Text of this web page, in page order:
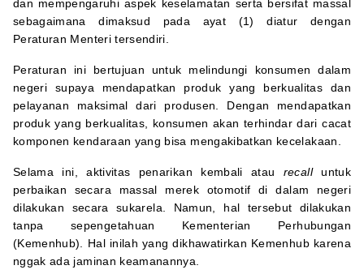
dan mempengaruhi aspek keselamatan serta bersifat massal
sebagaimana dimaksud pada ayat (1) diatur dengan
Peraturan Menteri tersendiri.
Peraturan ini bertujuan untuk melindungi konsumen dalam
negeri supaya mendapatkan produk yang berkualitas dan
pelayanan maksimal dari produsen. Dengan mendapatkan
produk yang berkualitas, konsumen akan terhindar dari cacat
komponen kendaraan yang bisa mengakibatkan kecelakaan.
Selama ini, aktivitas penarikan kembali atau recalluntuk
perbaikan secara massal merek otomotif di dalam negeri
dilakukan secara sukarela. Namun, hal tersebut dilakukan
tanpa sepengetahuan Kementerian Perhubungan
(Kemenhub). Hal inilah yang dikhawatirkan Kemenhub karena
nggak ada jaminan keamanannya.